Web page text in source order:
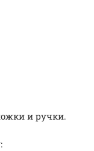
и ручки.